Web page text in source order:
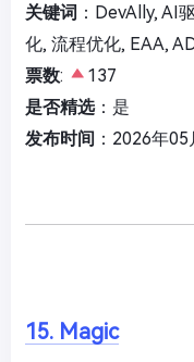
关键词 ：DevAlly, AI
化, 流程优化, EAA,
票数:
137
是否精选：是
发布时间 ：2026年
15. Magic